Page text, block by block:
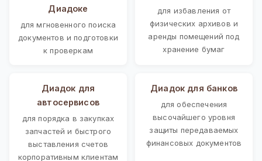
Диадоке
для мгновенного поиска
документов и подготовки
к проверкам
для избавления от
физических архивов и
аренды помещений под
хранение бумаг
Диадок для
автосервисов
для порядка в закупках
запчастей и быстрого
выставления счетов
корпоративным клиентам
Диадок для банков
для обеспечения
высочайшего уровня
защиты передаваемых
финансовых документов